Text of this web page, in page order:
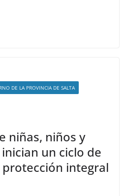
DE LA PROVINCIA DE SALTA
niñas, niños y
un ciclo de
integral